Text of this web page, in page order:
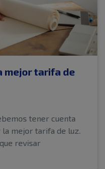
mejor tarifa de
tener cuenta
mejor tarifa de luz.
revisar